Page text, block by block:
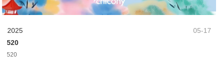
05-17
2025
520
520